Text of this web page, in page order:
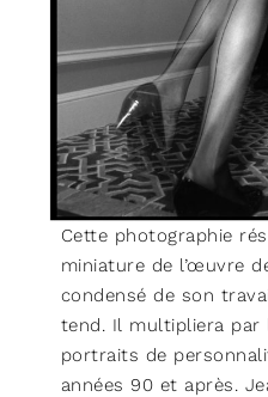
Cette photographie
miniature de l’œuvre
condensé de son
tend. Il multipliera
portraits de
années 90 et après.